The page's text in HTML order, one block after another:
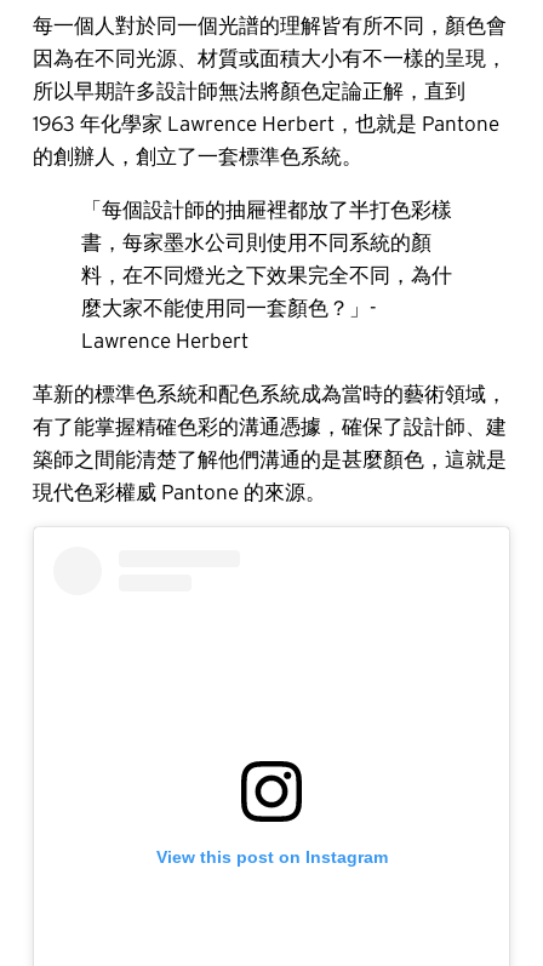
每一個人對於同一個光譜的理解皆有所不同，顏色會
因為在不同光源、材質或面積大小有不一樣的呈現，
所以早期許多設計師無法將顏色定論正解，直到
1963 年化學家 Lawrence Herbert，也就是 Pantone
的創辦人，創立了一套標準色系統。
「每個設計師的抽屜裡都放了半打色彩樣
書，每家墨水公司則使用不同系統的顏
料，在不同燈光之下效果完全不同，為什
麼大家不能使用同一套顏色？」-
Lawrence Herbert
革新的標準色系統和配色系統成為當時的藝術領域，
有了能掌握精確色彩的溝通憑據，確保了設計師、建
築師之間能清楚了解他們溝通的是甚麼顏色，這就是
現代色彩權威 Pantone 的來源。
View this post on Instagram